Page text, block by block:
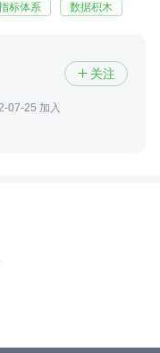
标体系 数据积木
 关注
07-25 加入